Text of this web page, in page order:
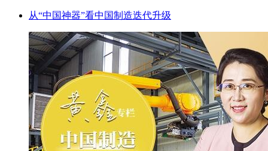
从“中国神器”看中国制造迭代升级